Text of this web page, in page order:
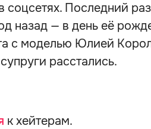
соцсетях. Последний
назад — в день её
с моделью Юлией
расстались.
к хейтерам.